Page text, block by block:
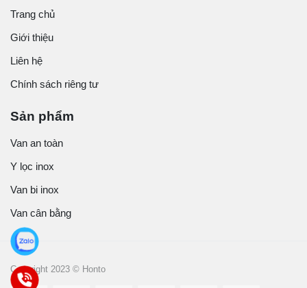
Trang chủ
Giới thiệu
Liên hệ
Chính sách riêng tư
Sản phẩm
Van an toàn
Y lọc inox
Van bi inox
Van cân bằng
Copyright 2023 © Honto